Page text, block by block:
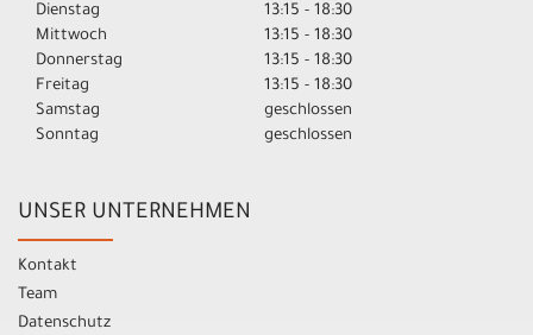
Dienstag
13:15 - 18:30
Mittwoch
13:15 - 18:30
Donnerstag
13:15 - 18:30
Freitag
13:15 - 18:30
Samstag
geschlossen
Sonntag
geschlossen
UNSER UNTERNEHMEN
Kontakt
Team
Datenschutz